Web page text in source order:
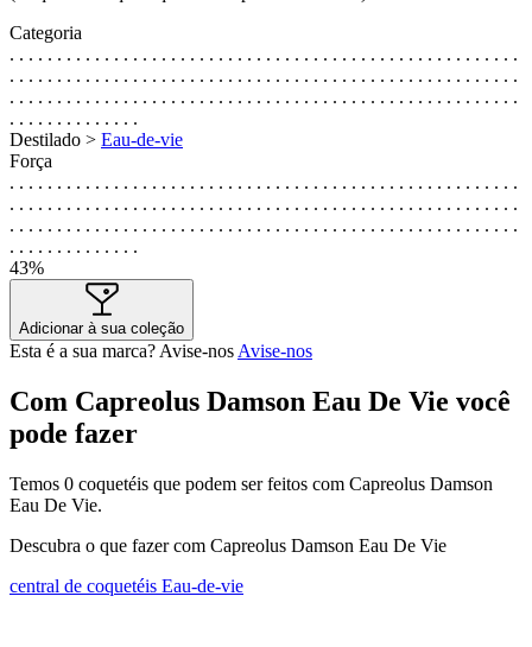
Categoria
. . . . . . . . . . . . . . . . . . . . . . . . . . . . . . . . . . . . . . . . . . . . . . . . . . . . . .
. . . . . . . . . . . . . . . . . . . . . . . . . . . . . . . . . . . . . . . . . . . . . . . . . . . . . .
. . . . . . . . . . . . . . . . . . . . . . . . . . . . . . . . . . . . . . . . . . . . . . . . . . . . . .
. . . . . . . . . . . . . .
Destilado > Eau-de-vie
Força
. . . . . . . . . . . . . . . . . . . . . . . . . . . . . . . . . . . . . . . . . . . . . . . . . . . . . .
. . . . . . . . . . . . . . . . . . . . . . . . . . . . . . . . . . . . . . . . . . . . . . . . . . . . . .
. . . . . . . . . . . . . . . . . . . . . . . . . . . . . . . . . . . . . . . . . . . . . . . . . . . . . .
. . . . . . . . . . . . . .
43%
Adicionar à sua coleção
Esta é a sua marca? Avise-nos Avise-nos
Com Capreolus Damson Eau De Vie você
pode fazer
Temos 0 coquetéis que podem ser feitos com Capreolus Damson
Eau De Vie.
Descubra o que fazer com Capreolus Damson Eau De Vie
central de coquetéis Eau-de-vie